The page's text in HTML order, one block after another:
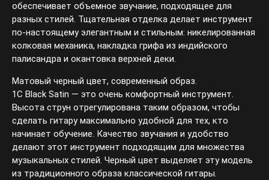
обеспечивает объемное звучание, подходящее для
разных стилей. Тщательная отделка делает инструмент
по-настоящему элегантным и стильным: никелированная
колковая механика, накладка грифа из индийского
палисандра и окантовка верхней деки.
Матовый черный цвет, современный образ.
1C Black Satin — это очень комфортный инструмент.
Высота струн отрегулирована таким образом, чтобы
сделать гитару максимально удобной для тех, кто
начинает обучение. Качество звучания и удобство
делают этот инструмент подходящим для множества
музыкальных стилей. Черный цвет выделяет эту модель
из традиционного образа классической гитары.